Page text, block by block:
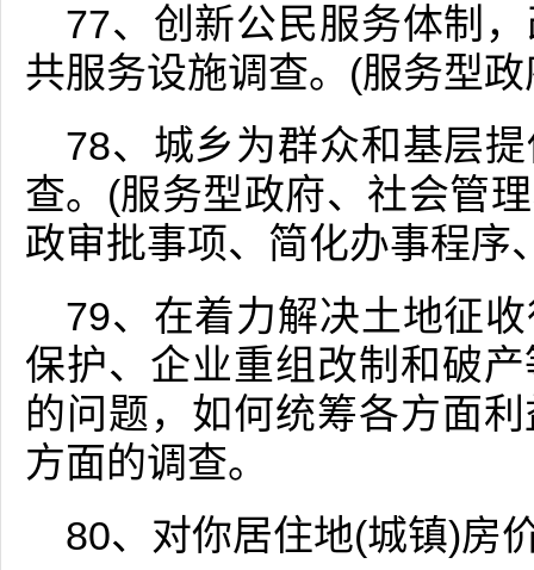
77、创新公民服务体制
共服务设施调查。(服务型
78、城乡为群众和基层
查。(服务型政府、社会管
政审批事项、简化办事程序
79、在着力解决土地征
保护、企业重组改制和破
的问题，如何统筹各方面
方面的调查。
80、对你居住地(城镇)房